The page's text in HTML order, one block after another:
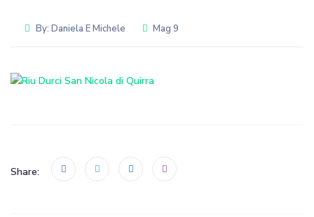
By: Daniela E Michele Mag 9
Share: